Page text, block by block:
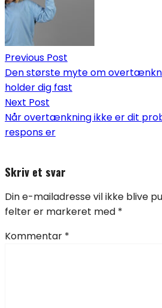
Previous Post
Den største myte om
holder dig fast
Next Post
Når overtænkning ikke er dit
respons er
Skriv et svar
Din e-mailadresse vil ikke blive
felter er markeret med *
Kommentar *